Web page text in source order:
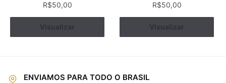
R$50,00
Comprar
Visualizar
R$50,00
Comprar
Visualizar
ENVIAMOS PARA TODO O BRASIL